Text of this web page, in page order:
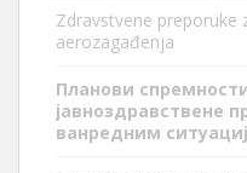
Zdravstvene preporuke
aerozagađenja
Планови
јавноздравствене
ванредним